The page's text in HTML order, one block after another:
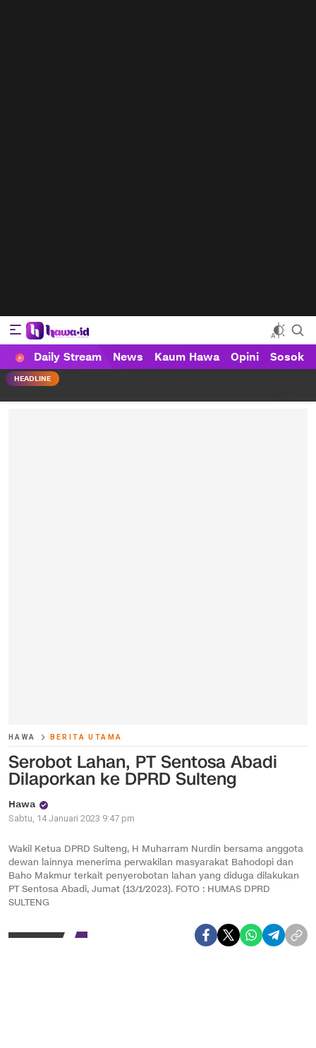
HAWA
Haluan Wanita Indonesia
Daily Stream News Kaum Hawa Opini Sosok
HEADLINE
HAWA BERITA UTAMA
Serobot Lahan, PT Sentosa Abadi
Dilaporkan ke DPRD Sulteng
Hawa
Sabtu, 14 Januari 2023 9:47 pm
Wakil Ketua DPRD Sulteng, H Muharram Nurdin bersama anggota
dewan lainnya menerima perwakilan masyarakat Bahodopi dan
Baho Makmur terkait penyerobotan lahan yang diduga dilakukan
PT Sentosa Abadi, Jumat (13/1/2023). FOTO : HUMAS DPRD
SULTENG